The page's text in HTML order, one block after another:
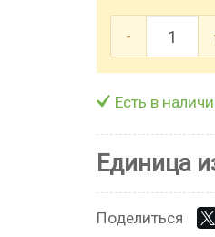
-
Есть в
Единица
Поделиться